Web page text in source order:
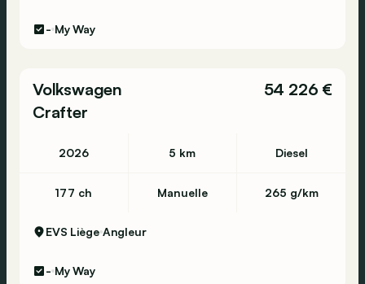
- My Way
Volkswagen
Crafter
54 226 €
2026 5 km Diesel
177 ch Manuelle 265 g/km
EVS Liège Angleur
- My Way